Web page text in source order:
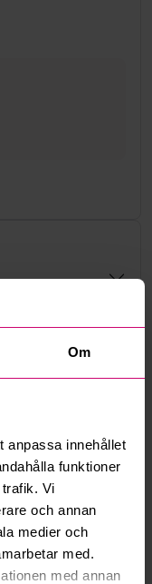
Om
anpassa innehållet
funktioner
Vi
och annan
medier och
med.
med annan